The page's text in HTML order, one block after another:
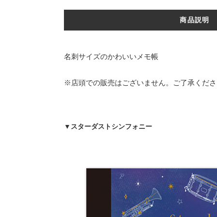
商品説明
名刺サイズのかわいいメモ帳
※店頭での販売はございません。ご了承くだ
▼スターダストシンフォニー